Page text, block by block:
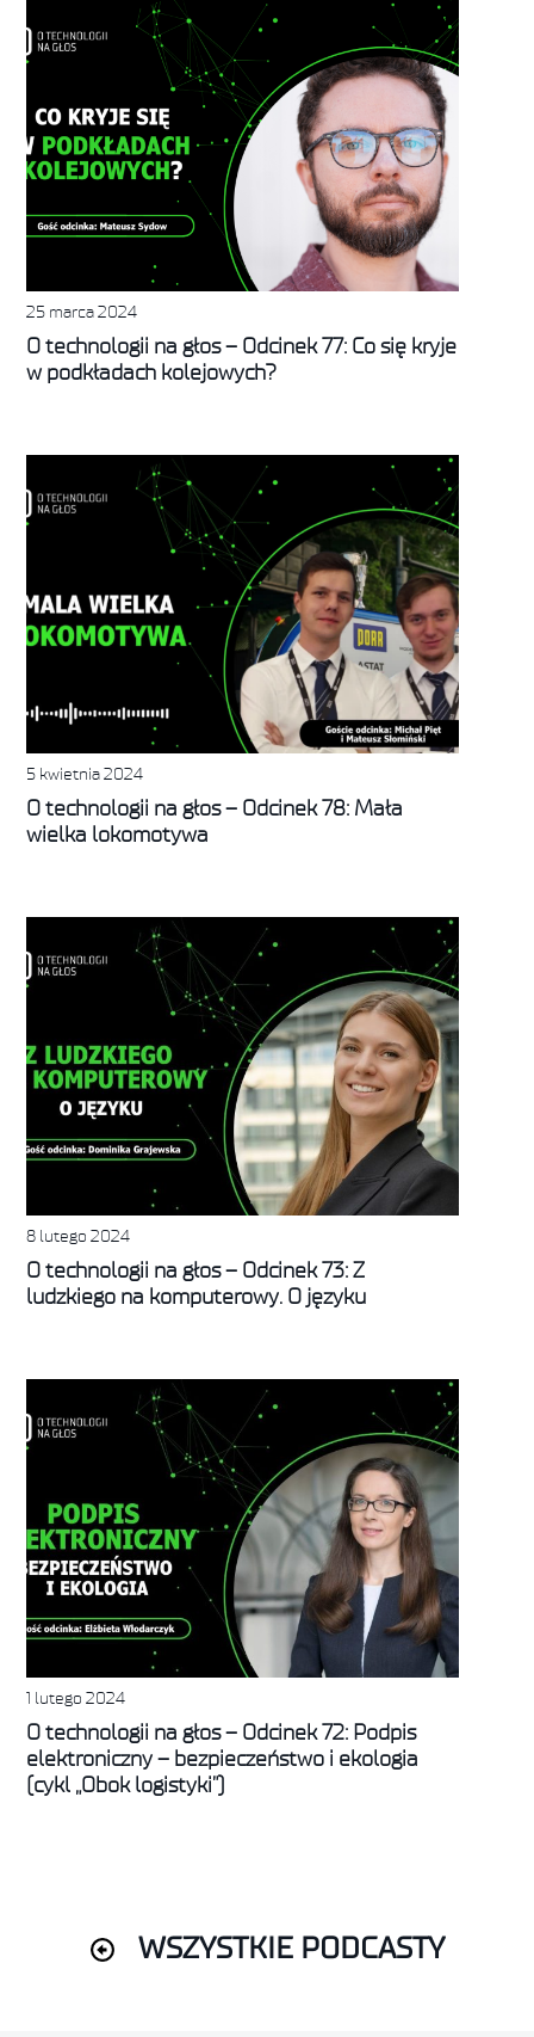
25 marca 2024
O technologii na głos – Odcinek 77: Co się kryje
w podkładach kolejowych?
5 kwietnia 2024
O technologii na głos – Odcinek 78: Mała
wielka lokomotywa
8 lutego 2024
O technologii na głos – Odcinek 73: Z
ludzkiego na komputerowy. O języku
1 lutego 2024
O technologii na głos – Odcinek 72: Podpis
elektroniczny – bezpieczeństwo i ekologia
(cykl „Obok logistyki”)
WSZYSTKIE PODCASTY